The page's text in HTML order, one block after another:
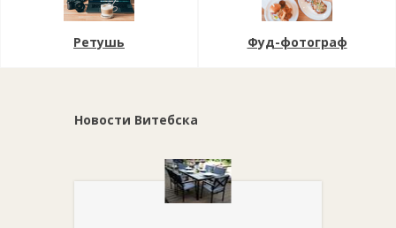
Ретушь Фуд-фотограф
Новости Витебска